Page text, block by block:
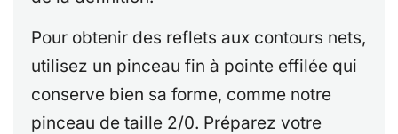
Pour obtenir des reflets aux contours nets,
utilisez un pinceau fin à pointe effilée qui
conserve bien sa forme, comme notre
pinceau de taille 2/0. Préparez votre